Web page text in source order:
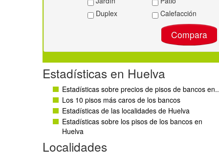
Duplex
Calefacción
Compara
Estadísticas en Huelva
Estadísticas sobre precios de pisos de bancos
Los 10 pisos más caros de los bancos
Estadísticas de las localidades de Huelva
Estadísticas sobre los pisos de los bancos en
Huelva
Localidades